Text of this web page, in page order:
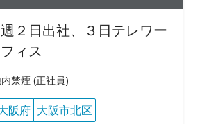
２日出社、３日テレワー
ィス
禁煙 (正社員)
阪府 大阪市北区